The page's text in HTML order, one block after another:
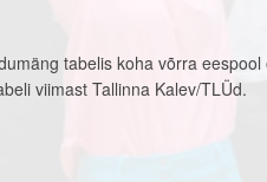
tabelis koha võrra eespool
viimast Tallinna Kalev/TLÜd.